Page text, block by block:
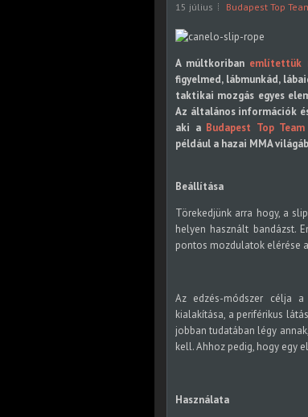
15 július Budapest Top
A múltkoriban említettük
figyelmed, lábmunkád,
taktikai mozgás egyes
Az általános információk
aki a Budapest Top Team
például a hazai MMA
Beállítása
Törekedjünk arra hogy, a
helyen használt bandázst.
pontos mozdulatok elérése
Az edzés-módszer célja
kialakítása, a periférikus
jobban tudatában légy
kell. Ahhoz pedig, hogy egy
Használata